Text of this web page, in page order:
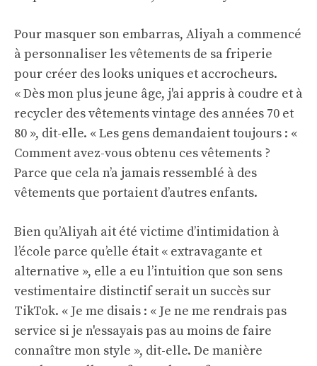
Pour masquer son embarras, Aliyah a commencé
à personnaliser les vêtements de sa friperie
pour créer des looks uniques et accrocheurs.
« Dès mon plus jeune âge, j'ai appris à coudre et à
recycler des vêtements vintage des années 70 et
80 », dit-elle. « Les gens demandaient toujours : «
Comment avez-vous obtenu ces vêtements ?
Parce que cela n’a jamais ressemblé à des
vêtements que portaient d’autres enfants.
Bien qu’Aliyah ait été victime d’intimidation à
l’école parce qu’elle était « extravagante et
alternative », elle a eu l’intuition que son sens
vestimentaire distinctif serait un succès sur
TikTok. « Je me disais : « Je ne me rendrais pas
service si je n'essayais pas au moins de faire
connaître mon style », dit-elle. De manière